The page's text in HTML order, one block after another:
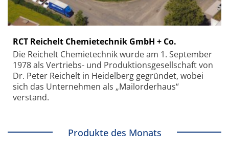
RCT Reichelt Chemietechnik GmbH + Co.
Die Reichelt Chemietechnik wurde am 1. September
1978 als Vertriebs- und Produktionsgesellschaft von
Dr. Peter Reichelt in Heidelberg gegründet, wobei
sich das Unternehmen als „Mailorderhaus“
verstand.
Produkte des Monats